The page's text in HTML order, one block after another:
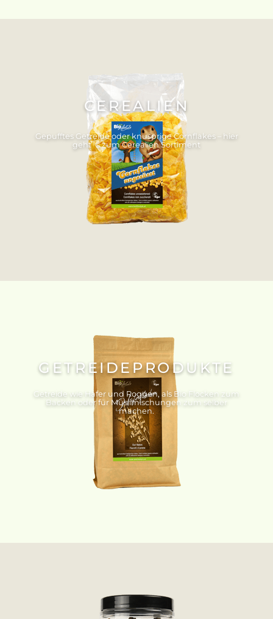
CEREALIEN
Gepufftes Getreide oder knusprige Cornflakes – hier
geht´s zum Cerealien Sortiment
GETREIDEPRODUKTE
Getreide wie Hafer und Roggen, als Bio Flocken zum
Backen oder für Müslimischungen zum selber
machen.